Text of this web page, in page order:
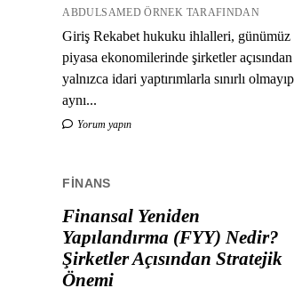
ABDULSAMED ÖRNEK TARAFINDAN
Giriş Rekabet hukuku ihlalleri, günümüz
piyasa ekonomilerinde şirketler açısından
yalnızca idari yaptırımlarla sınırlı olmayıp
aynı...
Yorum yapın
FINANS
Finansal Yeniden
Yapılandırma (FYY) Nedir?
Şirketler Açısından Stratejik
Önemi